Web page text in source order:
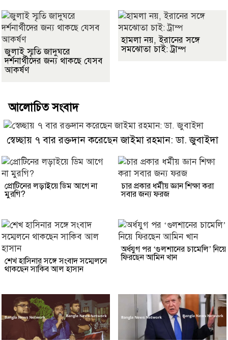
জুলাই স্মৃতি জাদুঘরে
দর্শনার্থীদের জন্য থাকছে যেসব
আকর্ষণ
হামলা নয়, ইরানের সঙ্গে
সমঝোতা চাই: ট্রাম্প
আলোচিত সংবাদ
স্বেচ্ছায় ৭ বার রক্তদান করেছেন জাইমা রহমান: ডা. জুবাইদা
প্রোটিনের লড়াইয়ে ডিম আগে না
মুরগি?
চার প্রকার ধর্মীয় জ্ঞান শিক্ষা করা
সবার জন্য ফরজ
শেখ হাসিনার সঙ্গে সংবাদ সম্মেলনে
থাকছেন সাকিব আল হাসান
অর্ধযুগ পর ‘গুলশানের চামেলি’ নিয়ে
ফিরছেন আমিন খান